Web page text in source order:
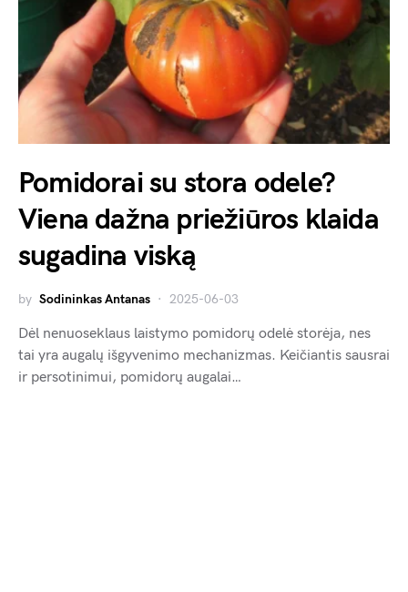
Pomidorai su stora odele?
Viena dažna priežiūros klaida
sugadina viską
by Sodininkas Antanas 2025-06-03
Dėl nenuoseklaus laistymo pomidorų odelė storėja, nes
tai yra augalų išgyvenimo mechanizmas. Keičiantis sausrai
ir persotinimui, pomidorų augalai…